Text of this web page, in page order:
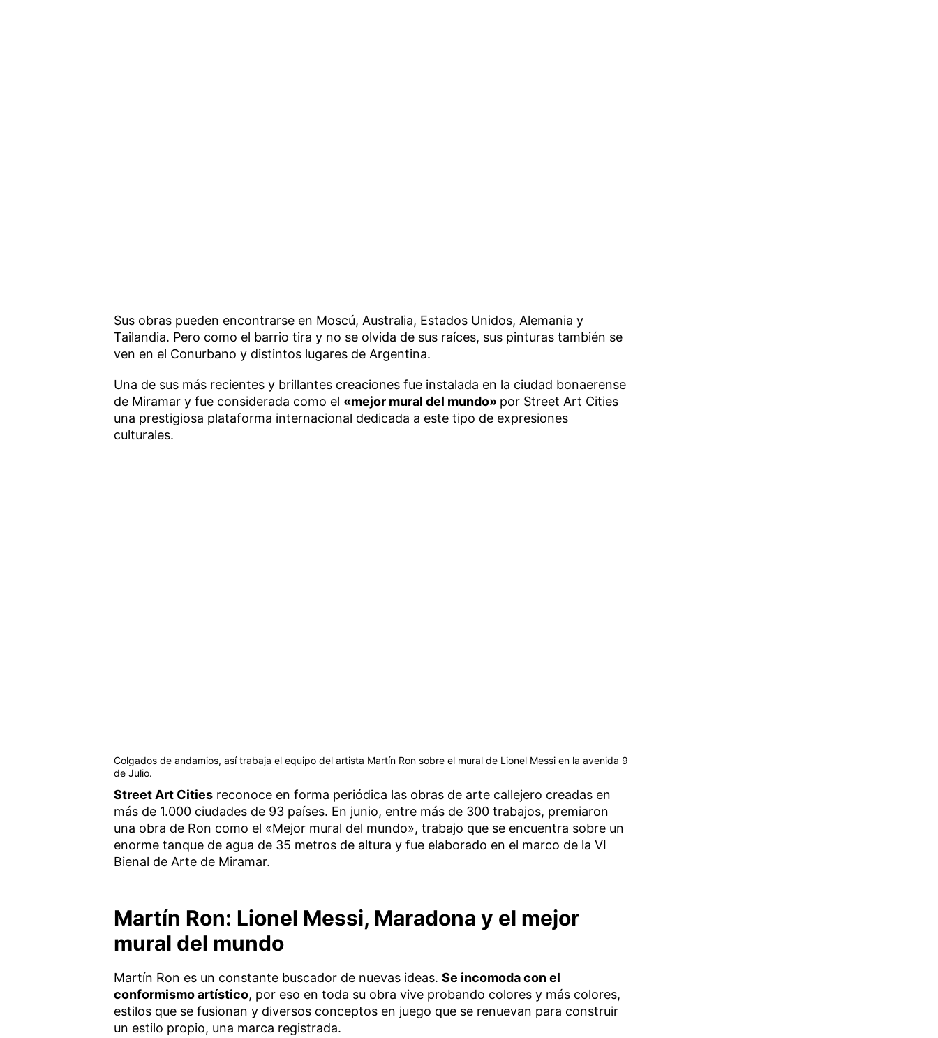
Sus obras pueden encontrarse en Moscú, Australia, Estados Unidos, Alemania y
Tailandia. Pero como el barrio tira y no se olvida de sus raíces, sus pinturas también se
ven en el Conurbano y distintos lugares de Argentina.
Una de sus más recientes y brillantes creaciones fue instalada en la ciudad bonaerense
de Miramar y fue considerada como el «mejor mural del mundo» por Street Art Cities
una prestigiosa plataforma internacional dedicada a este tipo de expresiones
culturales.
Colgados de andamios, así trabaja el equipo del artista Martín Ron sobre el mural de Lionel Messi en la avenida 9
de Julio.
Street Art Citiesreconoce en forma periódica las obras de arte callejero creadas en
más de 1.000 ciudades de 93 países. En junio, entre más de 300 trabajos, premiaron
una obra de Ron como el «Mejor mural del mundo», trabajo que se encuentra sobre un
enorme tanque de agua de 35 metros de altura y fue elaborado en el marco de la VI
Bienal de Arte de Miramar.
Martín Ron: Lionel Messi, Maradona y el mejor
mural del mundo
Martín Ron es un constante buscador de nuevas ideas. Se incomoda con el
conformismo artístico, por eso en toda su obra vive probando colores y más colores,
estilos que se fusionan y diversos conceptos en juego que se renuevan para construir
un estilo propio, una marca registrada.